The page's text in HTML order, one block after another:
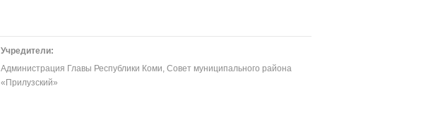
Учредители:
Администрация Главы Республики Коми, Совет муниципального района
«Прилузский»